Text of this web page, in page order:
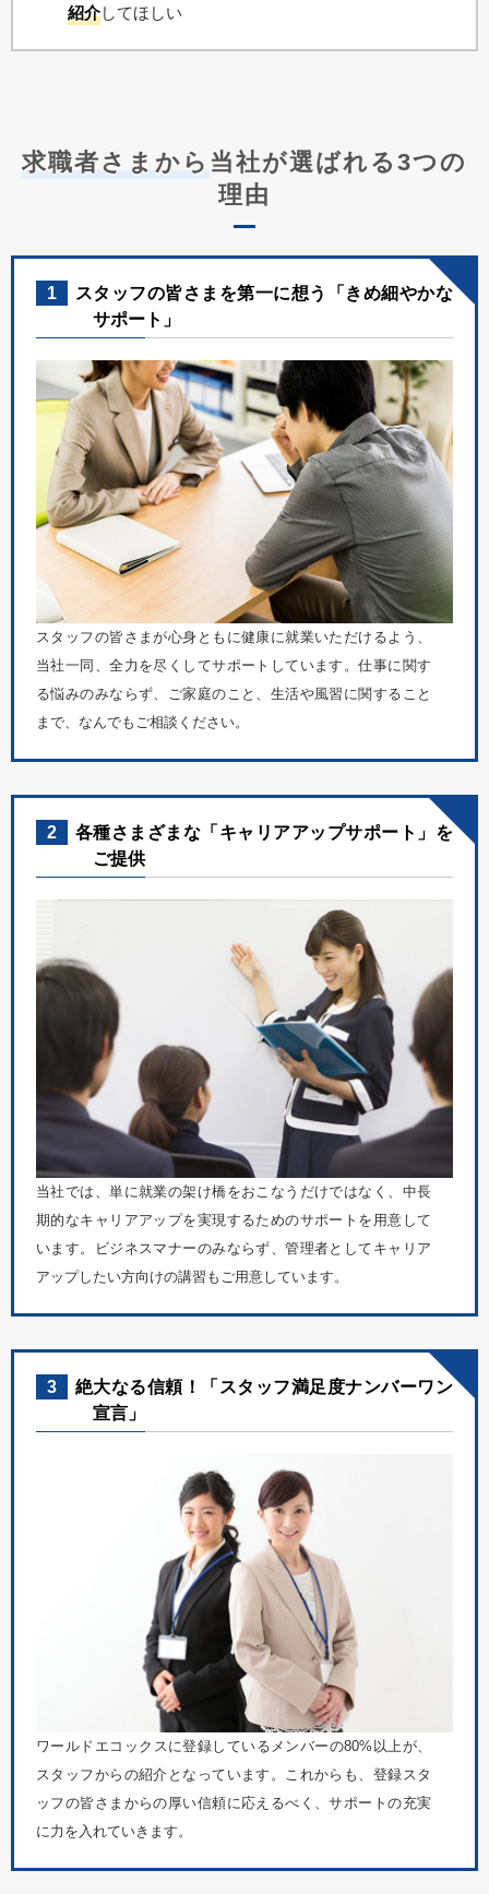
紹介してほしい
求職者さまから 当社が選ばれる3つの
理由
1
スタッフの皆さまを第一に想う「きめ細やかな
サポート」
スタッフの皆さまが心身ともに健康に就業いただけるよう、
当社一同、全力を尽くしてサポートしています。仕事に関す
る悩みのみならず、ご家庭のこと、生活や風習に関すること
まで、なんでもご相談ください。
2
各種さまざまな「キャリアアップサポート」を
ご提供
当社では、単に就業の架け橋をおこなうだけではなく、中長
期的なキャリアアップを実現するためのサポートを用意して
います。ビジネスマナーのみならず、管理者としてキャリア
アップしたい方向けの講習もご用意しています。
3
絶大なる信頼！「スタッフ満足度ナンバーワン
宣言」
ワールドエコックスに登録しているメンバーの80%以上が、
スタッフからの紹介となっています。これからも、登録スタ
ッフの皆さまからの厚い信頼に応えるべく、サポートの充実
に力を入れていきます。